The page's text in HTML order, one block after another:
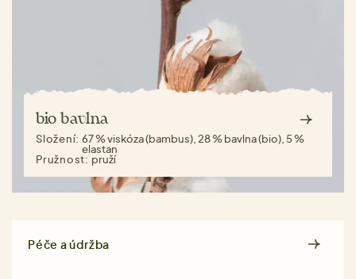
bio bavlna
Složení:67 % viskóza (bambus), 28 % bavlna (bio), 5 %
elastan
Pružnost: pruží
Péče a údržba